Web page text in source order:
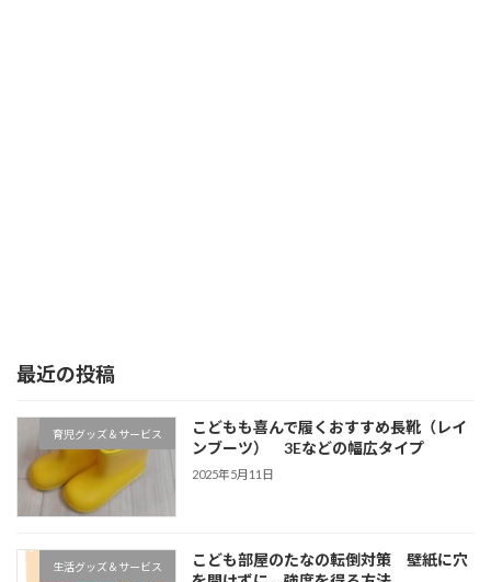
最近の投稿
育児グッズ＆サービス
こどもも喜んで履くおすすめ長靴（レイ
ンブーツ） 3Eなどの幅広タイプ
2025年5月11日
生活グッズ＆サービス
こども部屋のたなの転倒対策 壁紙に穴